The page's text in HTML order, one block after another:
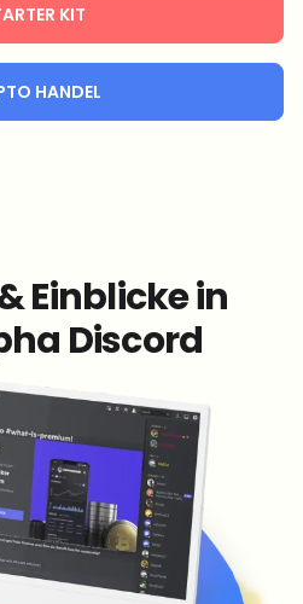
KIT
HANDEL
Einblicke in
Discord